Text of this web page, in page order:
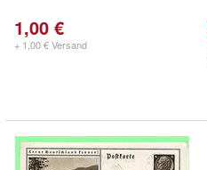
1,00 €
+ 1,00 € Versand